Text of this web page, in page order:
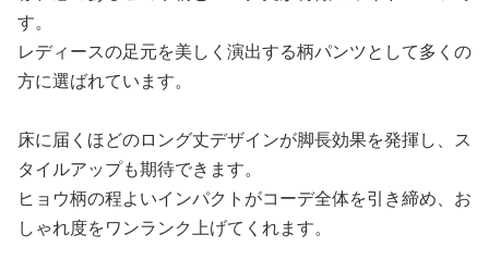
す。
レディースの足元を美しく演出する柄パンツとして多くの
方に選ばれています。
床に届くほどのロング丈デザインが脚長効果を発揮し、ス
タイルアップも期待できます。
ヒョウ柄の程よいインパクトがコーデ全体を引き締め、お
しゃれ度をワンランク上げてくれます。